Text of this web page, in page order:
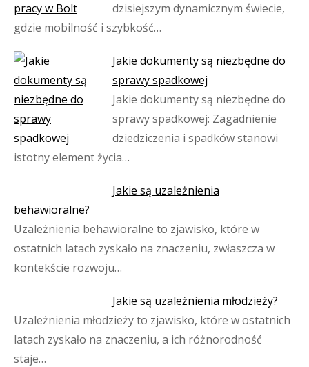
dzisiejszym dynamicznym świecie,
gdzie mobilność i szybkość…
Jakie dokumenty są niezbędne do
sprawy spadkowej
Jakie dokumenty są niezbędne do
sprawy spadkowej: Zagadnienie
dziedziczenia i spadków stanowi
istotny element życia…
Jakie są uzależnienia
behawioralne?
Uzależnienia behawioralne to zjawisko, które w
ostatnich latach zyskało na znaczeniu, zwłaszcza w
kontekście rozwoju…
Jakie są uzależnienia młodzieży?
Uzależnienia młodzieży to zjawisko, które w ostatnich
latach zyskało na znaczeniu, a ich różnorodność
staje…